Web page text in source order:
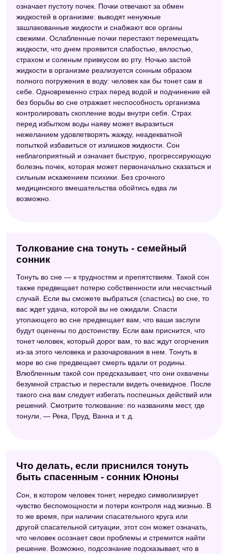
Большой сонник (Наталья Степанова)
означает пустоту почек. Почки отвечают за обмен
жидкостей в организме: выводят ненужные
зашлакованные жидкости и снабжают все органы
свежими. Ослабленные почки перестают перемещать
жидкости, что днем проявится слабостью, вялостью,
страхом и соленым привкусом во рту. Ночью застой
жидкости в организме реализуется сонным образом
полного погружения в воду: человек как бы тонет сам в
себе. Одновременно страх перед водой и подчинение ей
без борьбы во сне отражает неспособность организма
контролировать скопление воды внутри себя. Страх
перед избытком воды наяву может выразиться
нежеланием удовлетворять жажду, неадекватной
попыткой избавиться от излишков жидкости. Сон
неблагоприятный и означает быструю, прогрессирующую
болезнь почек, которая может первоначально сказаться и
сильным искажением психики. Без срочного
медицинского вмешательства обойтись едва ли
возможно.
Толкование сна тонуть - семейный
сонник
Тонуть во сне — к трудностям и препятствиям. Такой сон
также предвещает потерю собственности или несчастный
случай. Если вы сможете выбраться (спастись) во сне, то
вас ждет удача, которой вы не ожидали. Спасти
утопающего во сне предвещает вам, что ваши заслуги
будут оценены по достоинству. Если вам приснится, что
тонет человек, который дорог вам, то вас ждут огорчения
из-за этого человека и разочарования в нем. Тонуть в
море во сне предвещает смерть вдали от родины.
Влюбленным такой сон предсказывает, что они охвачены
безумной страстью и перестали видеть очевидное. После
такого сна вам следует избегать поспешных действий или
решений. Смотрите толкование: по названиям мест, где
тонули, — Река, Пруд, Ванна и т. д.
Что делать, если приснился тонуть
быть спасенным - сонник Юноны
Сон, в котором человек тонет, нередко символизирует
чувство беспомощности и потери контроля над жизнью. В
то же время, при наличии спасательного круга или
другой спасательной ситуации, этот сон может означать,
что человек осознает свои проблемы и стремится найти
решение. Возможно, подсознание подсказывает, что в